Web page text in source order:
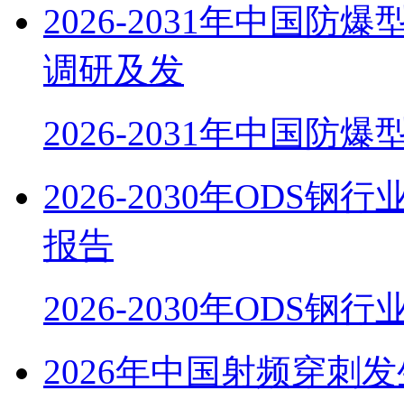
2026-2031年中国防爆
调研及发
2026-2031年中国防爆
2026-2030年ODS钢行
报告
2026-2030年ODS钢行
2026年中国射频穿刺